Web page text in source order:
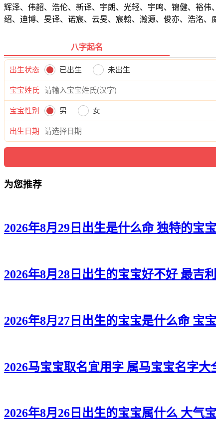
辉泽、伟韶、浩伦、新译、宇朗、光轻、宇鸣、锦健、裕
绍、迪博、旻译、诺宸、云旻、宸翰、瀚源、俊亦、浩洺、
八字起名
出生状态 已出生 未出生
宝宝姓氏
宝宝性别 男 女
出生日期
为您推荐
2026年8月29日出生是什么命 独特的宝
2026年8月28日出生的宝宝好不好 最吉
2026年8月27日出生的宝宝是什么命 宝
2026马宝宝取名宜用字 属马宝宝名字大
2026年8月26日出生的宝宝属什么 大气